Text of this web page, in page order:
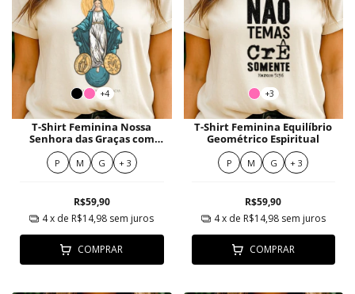
+4
T-Shirt Feminina Nossa
Senhora das Graças com
auréola dourada e
medalhas
P M G + 3
R$59,90
4x de R$14,98 sem juros
COMPRAR
+3
T-Shirt Feminina Equilíbrio
Geométrico Espiritual
P M G + 3
R$59,90
4x de R$14,98 sem juros
COMPRAR